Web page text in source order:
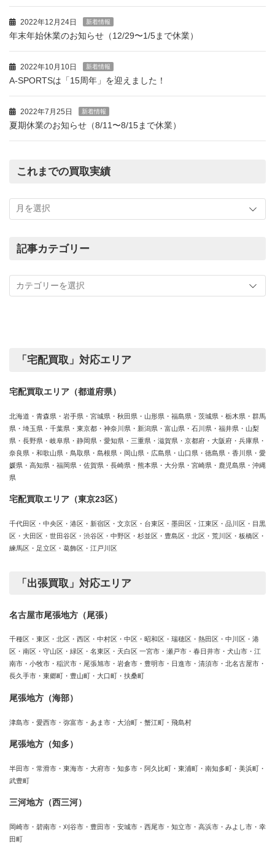
2022年12月24日 新着情報
年末年始休業のお知らせ（12/29〜1/5まで休業）
2022年10月10日 新着情報
A-SPORTSは「15周年」を迎えました！
2022年7月25日 新着情報
夏期休業のお知らせ（8/11〜8/15まで休業）
これまでの買取実績
ま
の
績
記事カテゴリー
カ
「宅配買取」対応エリア
宅配買取エリア（都道府県）
北海道・青森県・岩手県・宮城県・秋田県・山形県・福島県・茨城県・栃木県・群馬
県・埼玉県・千葉県・東京都・神奈川県・新潟県・富山県・石川県・福井県・山梨
県・長野県・岐阜県・静岡県・愛知県・三重県・滋賀県・京都府・大阪府・兵庫県・
奈良県・和歌山県・鳥取県・島根県・岡山県・広島県・山口県・徳島県・香川県・愛
媛県・高知県・福岡県・佐賀県・長崎県・熊本県・大分県・宮崎県・鹿児島県・沖縄
県
宅配買取エリア（東京23区）
千代田区・中央区・港区・新宿区・文京区・台東区・墨田区・江東区・品川区・目黒
区・大田区・世田谷区・渋谷区・中野区・杉並区・豊島区・北区・荒川区・板橋区・
練馬区・足立区・葛飾区・江戸川区
「出張買取」対応エリア
名古屋市尾張地方（尾張）
千種区・東区・北区・西区・中村区・中区・昭和区・瑞穂区・熱田区・中川区・港
区・南区・守山区・緑区・名東区・天白区 一宮市・瀬戸市・春日井市・犬山市・江
南市・小牧市・稲沢市・尾張旭市・岩倉市・豊明市・日進市・清須市・北名古屋市・
長久手市・東郷町・豊山町・大口町・扶桑町
尾張地方（海部）
津島市・愛西市・弥富市・あま市・大治町・蟹江町・飛島村
尾張地方（知多）
半田市・常滑市・東海市・大府市・知多市・阿久比町・東浦町・南知多町・美浜町・
武豊町
三河地方（西三河）
岡崎市・碧南市・刈谷市・豊田市・安城市・西尾市・知立市・高浜市・みよし市・幸
田町